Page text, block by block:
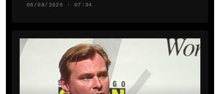
06/08/2026 · 07:34